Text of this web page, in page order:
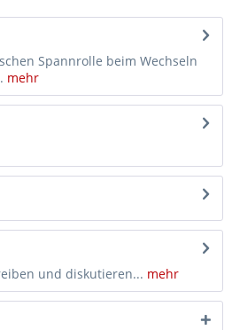
Spannrolle beim Wechseln
mehr
und diskutieren... mehr